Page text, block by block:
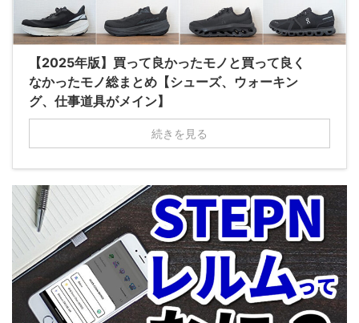
【2025年版】買って良かったモノと買って良く
なかったモノ総まとめ【シューズ、ウォーキン
グ、仕事道具がメイン】
続きを見る